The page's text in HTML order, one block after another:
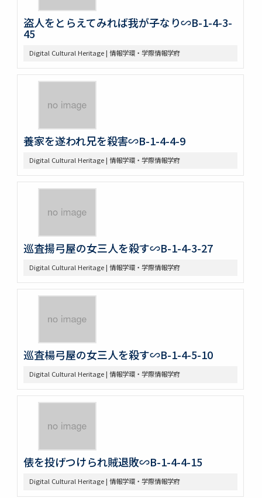
盗人をとらえてみれば我が子なり∽B-1-4-3-
45
Digital Cultural Heritage | 情報学環・学際情報学府
養家を遂われ兄を殺害∽B-1-4-4-9
Digital Cultural Heritage | 情報学環・学際情報学府
巡査揚弓屋の女三人を殺す∽B-1-4-3-27
Digital Cultural Heritage | 情報学環・学際情報学府
巡査楊弓屋の女三人を殺す∽B-1-4-5-10
Digital Cultural Heritage | 情報学環・学際情報学府
俵を投げつけられ賊退敗∽B-1-4-4-15
Digital Cultural Heritage | 情報学環・学際情報学府